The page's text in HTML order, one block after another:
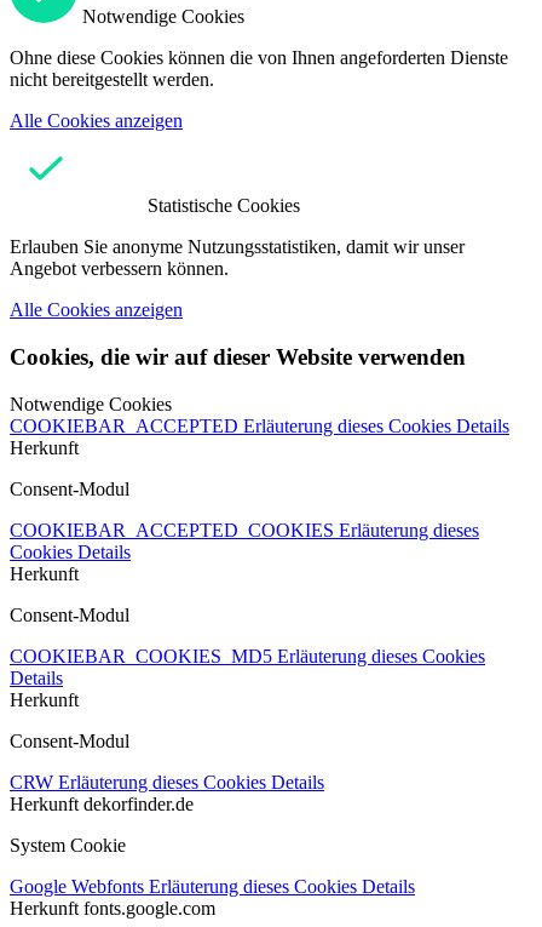
Notwendige Cookies
Ohne diese Cookies können die von Ihnen angeforderten Dienste
nicht bereitgestellt werden.
Alle Cookies anzeigen
Statistische Cookies
Erlauben Sie anonyme Nutzungsstatistiken, damit wir unser
Angebot verbessern können.
Alle Cookies anzeigen
Cookies, die wir auf dieser Website verwenden
Notwendige Cookies
COOKIEBAR_ACCEPTED Erläuterung dieses Cookies Details
Herkunft
Consent-Modul
COOKIEBAR_ACCEPTED_COOKIES Erläuterung dieses
Cookies Details
Herkunft
Consent-Modul
COOKIEBAR_COOKIES_MD5 Erläuterung dieses Cookies
Details
Herkunft
Consent-Modul
CRW Erläuterung dieses Cookies Details
Herkunft dekorfinder.de
System Cookie
Google Webfonts Erläuterung dieses Cookies Details
Herkunft fonts.google.com